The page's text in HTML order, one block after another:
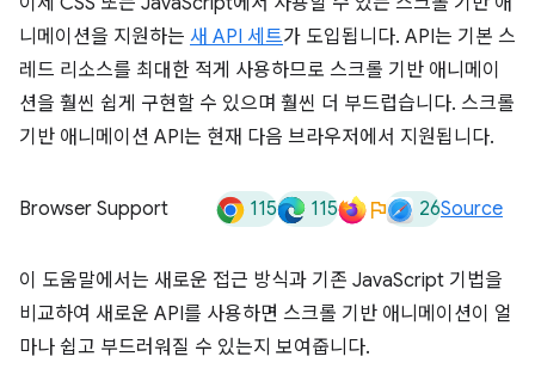
니메이션을 지원하는 새 API 세트가 도입됩니다. API는 기본 스
레드 리소스를 최대한 적게 사용하므로 스크롤 기반 애니메이
션을 훨씬 쉽게 구현할 수 있으며 훨씬 더 부드럽습니다. 스크롤
기반 애니메이션 API는 현재 다음 브라우저에서 지원됩니다.
Browser Support 115 115 26Source
이 도움말에서는 새로운 접근 방식과 기존 JavaScript 기법을
비교하여 새로운 API를 사용하면 스크롤 기반 애니메이션이 얼
마나 쉽고 부드러워질 수 있는지 보여줍니다.